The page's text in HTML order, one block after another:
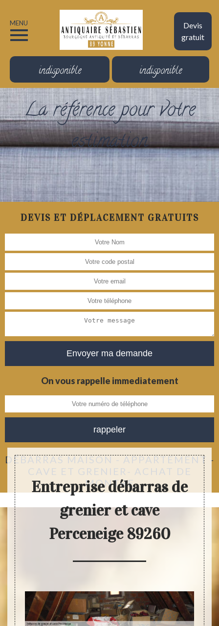
Devis
gratuit
MENU
indisponible indisponible
La référence pour votre
estimation
DEVIS ET DÉPLACEMENT GRATUITS
On vous rappelle immediatement
DÉBARRAS MAISON - APPARTEMENT -
CAVE ET GRENIER- ACHAT DE
MONTRE
Entreprise débarras de
grenier et cave
Perceneige 89260